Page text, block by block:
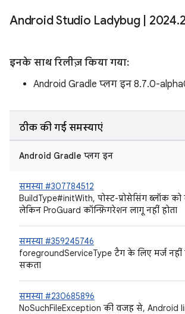
Android Studio Ladybug 2024.2
इनके साथ रिलीज़ किया गया:
Android Gradle प्लग इन 8.7.0-
ठीक की गई समस्याएं
Android Gradle प्लग इन
समस्या #307784512
BuildType#initWith, पोस्ट-प्रोसेसिंग ब्लॉक को
लेकिन ProGuard कॉन्फ़िगरेशन लागू नहीं होता
समस्या #359245746
foregroundServiceType टैग के लिए मर्ज नहीं
सकता
समस्या #230685896
NoSuchFileException की वजह से, Android